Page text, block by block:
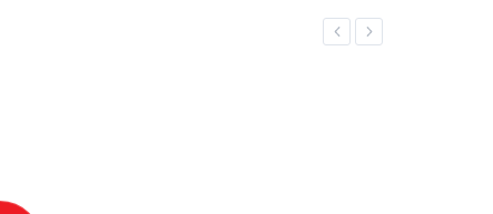
Previous
Next